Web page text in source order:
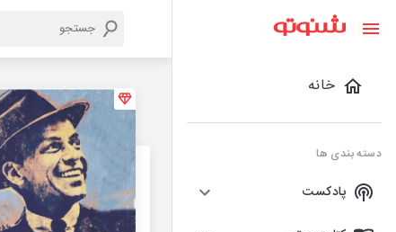
خانه
دسته بندی ها
پادکست